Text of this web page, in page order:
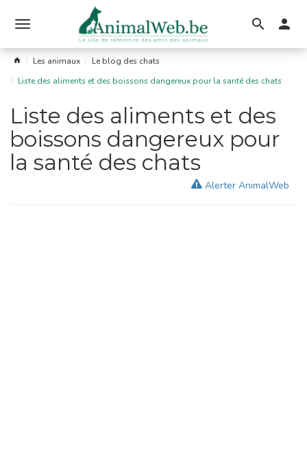
le
menu
Les animaux
Le blog des chats
Liste des aliments et des boissons dangereux pour la santé des chats
Liste des aliments et des
boissons dangereux pour
la santé des chats
Alerter AnimalWeb